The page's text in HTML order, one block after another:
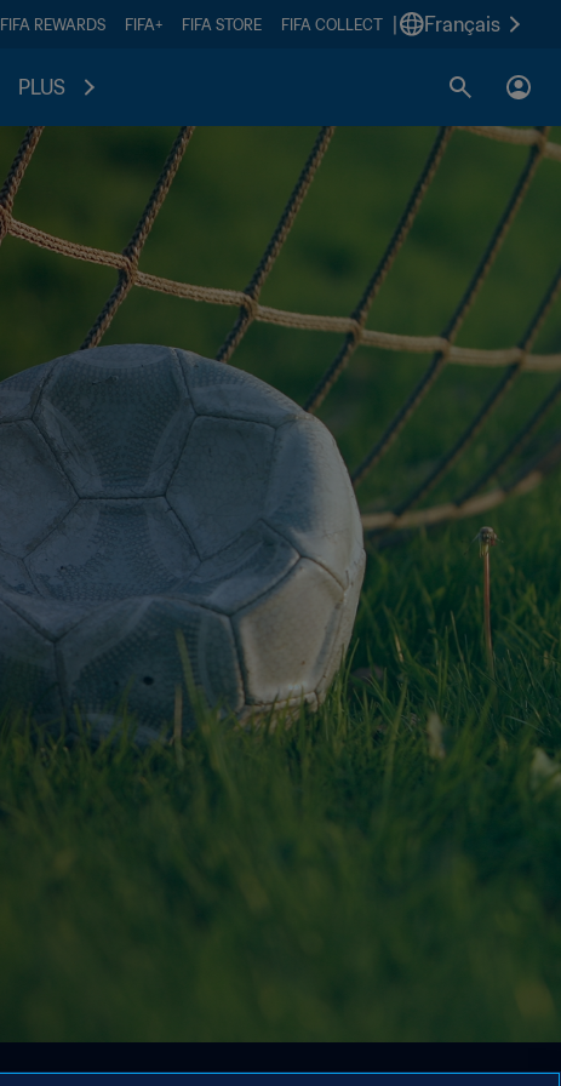
FIFA REWARDS FIFA+ FIFA STORE FIFA COLLECT Français
PLUS